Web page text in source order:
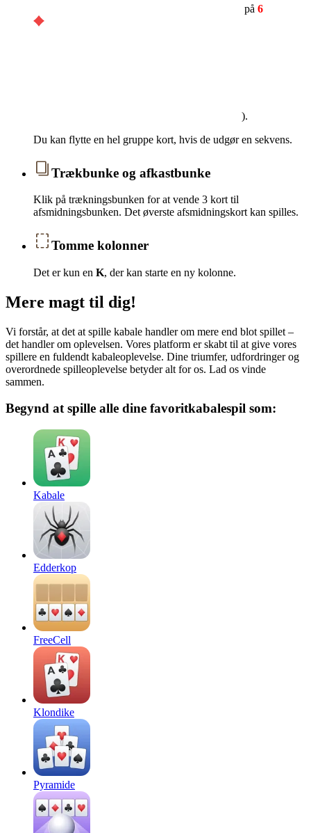
på 6
).
Du kan flytte en hel gruppe kort, hvis de udgør en sekvens.
Trækbunke og afkastbunke
Klik på trækningsbunken for at vende 3 kort til
afsmidningsbunken. Det øverste afsmidningskort kan spilles.
Tomme kolonner
Det er kun en K, der kan starte en ny kolonne.
Mere magt til dig!
Vi forstår, at det at spille kabale handler om mere end blot spillet –
det handler om oplevelsen. Vores platform er skabt til at give vores
spillere en fuldendt kabaleoplevelse. Dine triumfer, udfordringer og
overordnede spilleoplevelse betyder alt for os. Lad os vinde
sammen.
Begynd at spille alle dine favoritkabalespil som:
Kabale
Edderkop
FreeCell
Klondike
Pyramide